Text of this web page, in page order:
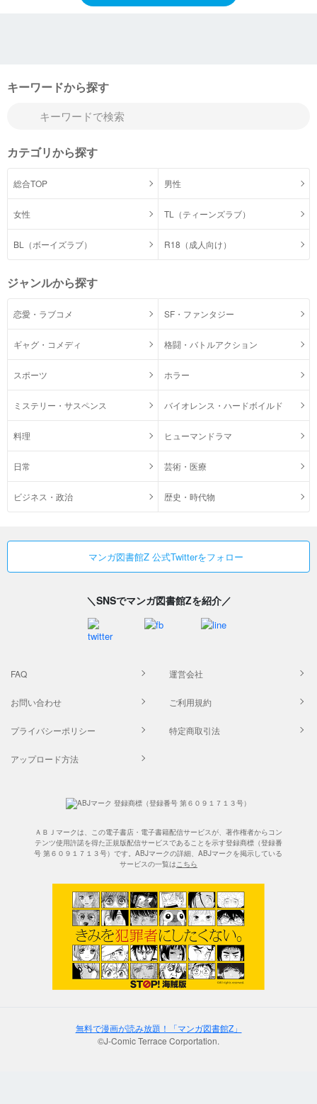
キーワードから探す
カテゴリから探す
総合TOP 男性
女性 TL（ティーンズラブ）
BL（ボーイズラブ） R18（成人向け）
ジャンルから探す
恋愛・ラブコメ SF・ファンタジー
ギャグ・コメディ 格闘・バトルアクション
スポーツ ホラー
ミステリー・サスペンス バイオレンス・ハードボイルド
料理 ヒューマンドラマ
日常 芸術・医療
ビジネス・政治 歴史・時代物
マンガ図書館Z 公式Twitterをフォロー
＼SNSでマンガ図書館Zを紹介／
FAQ 運営会社
お問い合わせ ご利用規約
プライバシーポリシー 特定商取引法
アップロード方法
ＡＢＪマークは、この電子書店・電子書籍配信サービスが、著作権者からコン
テンツ使用許諾を得た正規版配信サービスであることを示す登録商標（登録番
号 第６０９１７１３号）です。ABJマークの詳細、ABJマークを掲示している
サービスの一覧はこちら
無料で漫画が読み放題！「マンガ図書館Z」
©J-Comic Terrace Corportation.